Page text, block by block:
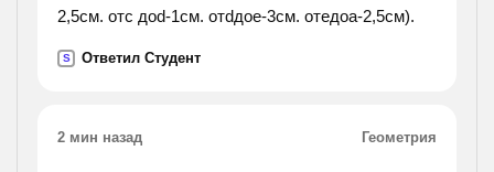
2,5см. отc доd-1см. отdдоe-3см. отeдоa-2,5см).
S Ответил Студент
2 мин назад Геометрия